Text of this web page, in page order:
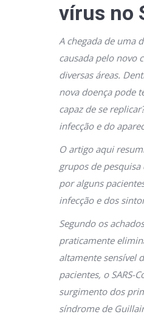
vírus no
A chegada de uma
causada pelo novo
diversas áreas.
nova doença pode
capaz de se
infecção e do
O artigo aqui
grupos de
por alguns
infecção e dos
Segundo os
praticamente
altamente sensível
pacientes, o
surgimento dos
síndrome de